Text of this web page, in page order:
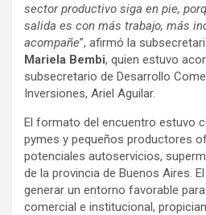
sector productivo siga en pie,
salida es con más trabajo, más
acompañe”, afirmó la
Mariela Bembi, quien estuvo
subsecretario de Desarrollo
Inversiones, Ariel Aguilar.
El formato del encuentro estuvo
pymes y pequeños productores
potenciales autoservicios,
de la provincia de Buenos Aires.
generar un entorno favorable
comercial e institucional,